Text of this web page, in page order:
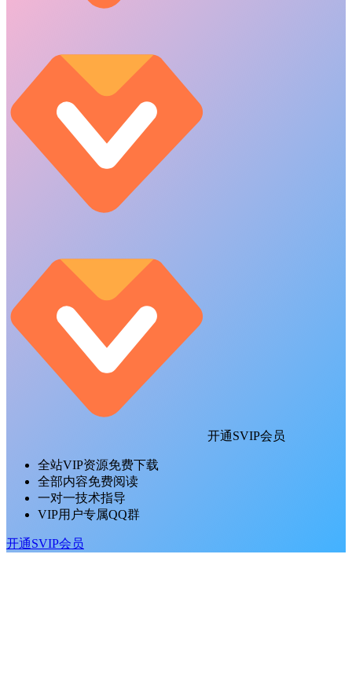
开通SVIP会员
全站VIP资源免费下载
全部内容免费阅读
一对一技术指导
VIP用户专属QQ群
开通SVIP会员